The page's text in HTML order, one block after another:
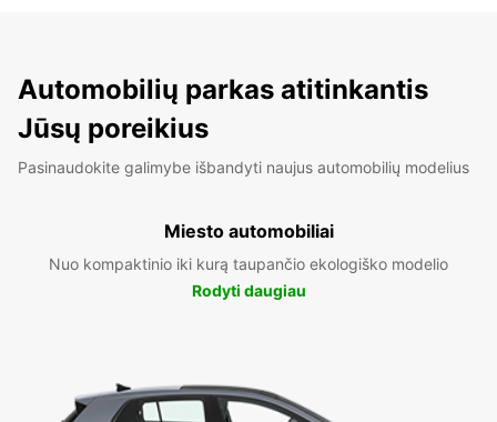
Automobilių parkas atitinkantis
Jūsų poreikius
Pasinaudokite galimybe išbandyti naujus automobilių modelius
Miesto automobiliai
Nuo kompaktinio iki kurą taupančio ekologiško modelio
Rodyti daugiau